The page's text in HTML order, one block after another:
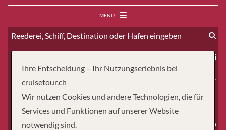
MENU
Erwachsene
Kinder
Dauer
Ihre Entscheidung – Ihr Nutzungserlebnis bei
cruisetour.ch
Wir nutzen Cookies und andere Technologien, die für
Services und Funktionen auf unserer Website
notwendig sind.